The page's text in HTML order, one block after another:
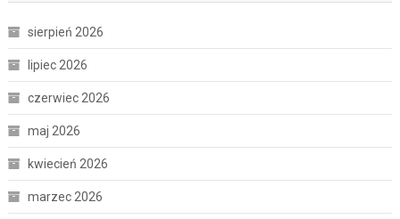
sierpień 2026
lipiec 2026
czerwiec 2026
maj 2026
kwiecień 2026
marzec 2026